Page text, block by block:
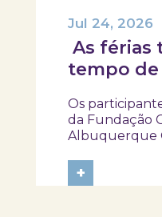
As férias
tempo
Jul 24, 2026
Os
da Fundação
Albuquerque
Medicina e
embarcaram
+